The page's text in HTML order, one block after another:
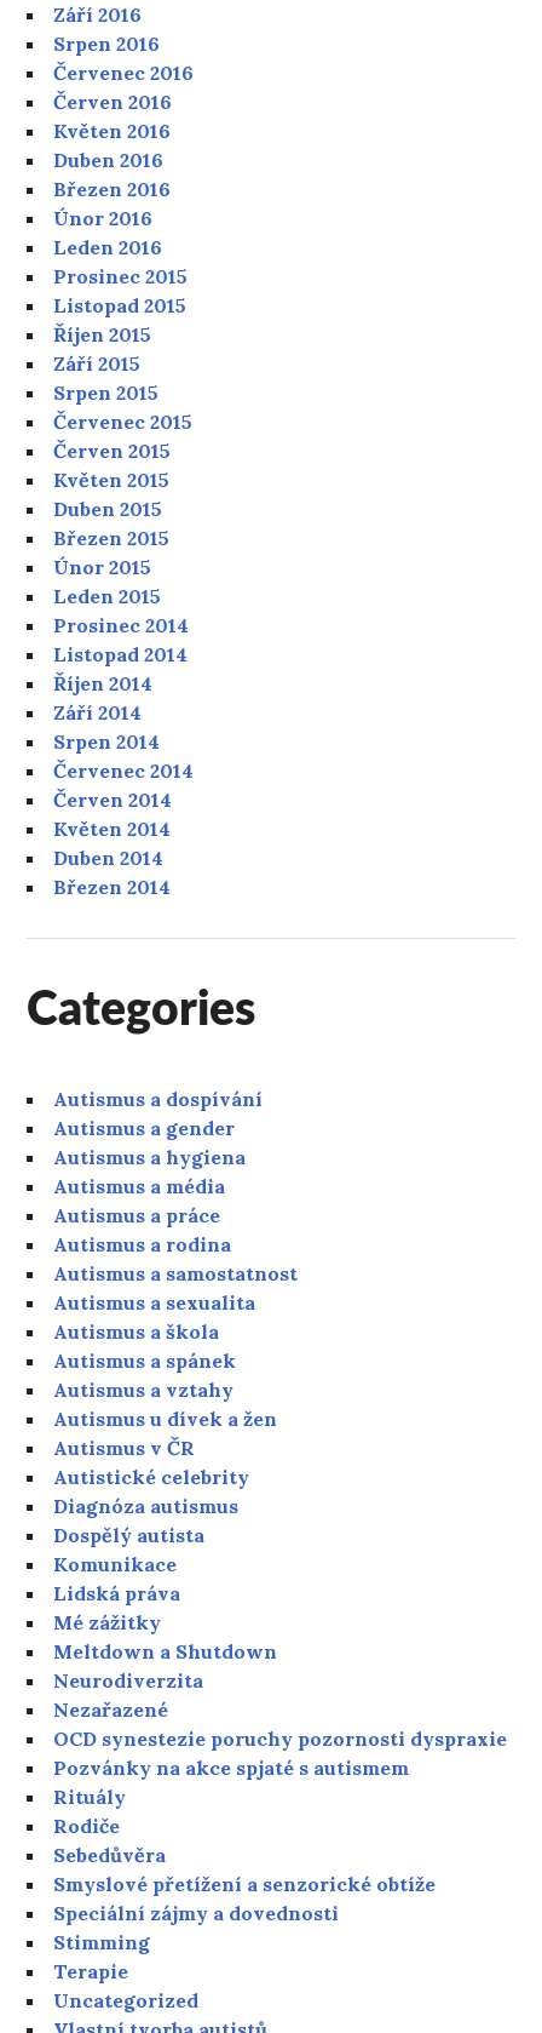
Září 2016
Srpen 2016
Červenec 2016
Červen 2016
Květen 2016
Duben 2016
Březen 2016
Únor 2016
Leden 2016
Prosinec 2015
Listopad 2015
Říjen 2015
Září 2015
Srpen 2015
Červenec 2015
Červen 2015
Květen 2015
Duben 2015
Březen 2015
Únor 2015
Leden 2015
Prosinec 2014
Listopad 2014
Říjen 2014
Září 2014
Srpen 2014
Červenec 2014
Červen 2014
Květen 2014
Duben 2014
Březen 2014
Categories
Autismus a dospívání
Autismus a gender
Autismus a hygiena
Autismus a média
Autismus a práce
Autismus a rodina
Autismus a samostatnost
Autismus a sexualita
Autismus a škola
Autismus a spánek
Autismus a vztahy
Autismus u dívek a žen
Autismus v ČR
Autistické celebrity
Diagnóza autismus
Dospělý autista
Komunikace
Lidská práva
Mé zážitky
Meltdown a Shutdown
Neurodiverzita
Nezařazené
OCD synestezie poruchy pozornosti dyspraxie
Pozvánky na akce spjaté s autismem
Rituály
Rodiče
Sebedůvěra
Smyslové přetížení a senzorické obtíže
Speciální zájmy a dovednosti
Stimming
Terapie
Uncategorized